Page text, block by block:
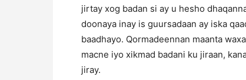
jirtay xog badan si ay u hesho
doonaya inay is guursadaan ay iska
baadhayo. Qormadeennan maanta
macne iyo xikmad badani ku jiraan,
jiray.